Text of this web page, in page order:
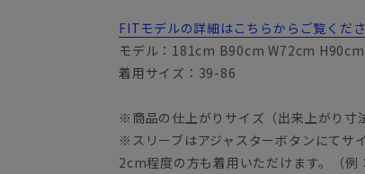
FITモデルの詳細はこちらからご覧くださ
モデル：181cm B90cm W72cm H90cm
着用サイズ：39-86
※商品の仕上がりサイズ（出来上がり寸
※スリーブはアジャスターボタンにてサ
2cm程度の方も着用いただけます。（